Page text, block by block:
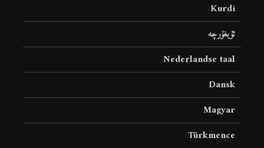
Kurdî
ئۇيغۇرچە
Nederlandse taal
Dansk
Magyar
Türkmence